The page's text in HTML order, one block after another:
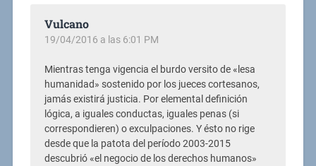
Vulcano
19/04/2016 a las 6:01 PM
Mientras tenga vigencia el burdo versito de «lesa
humanidad» sostenido por los jueces cortesanos,
jamás existirá justicia. Por elemental definición
lógica, a iguales conductas, iguales penas (si
correspondieren) o exculpaciones. Y ésto no rige
desde que la patota del período 2003-2015
descubrió «el negocio de los derechos humanos»